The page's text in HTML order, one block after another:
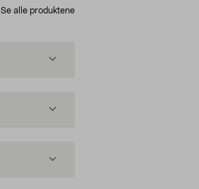
Se alle produktene